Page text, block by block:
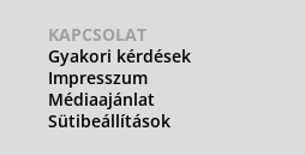
KAPCSOLAT
Gyakori kérdések
Impresszum
Médiaajánlat
Sütibeállítások